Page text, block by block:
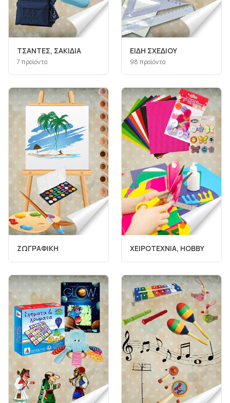
ΤΣΑΝΤΕΣ, ΣΑΚΙΔΙΑ
7προϊόντα
ΕΙΔΗ ΣΧΕΔΙΟΥ
98προϊόντα
ΖΩΓΡΑΦΙΚΗ ΧΕΙΡΟΤΕΧΝΙΑ, HOBBY